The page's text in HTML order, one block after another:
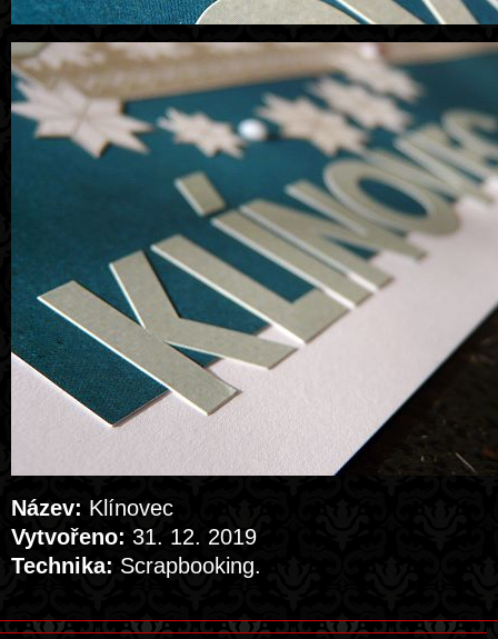
Název: Klínovec
Vytvořeno: 31. 12. 2019
Technika: Scrapbooking.